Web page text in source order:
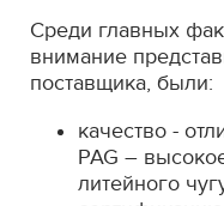
Среди главных
внимание
поставщика, были:
качество -
PAG –
литейного